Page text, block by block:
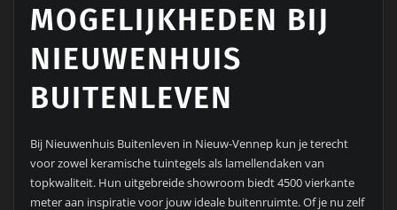
MOGELIJKHEDEN BIJ
NIEUWENHUIS
BUITENLEVEN
Bij Nieuwenhuis Buitenleven in Nieuw-Vennep kun je terecht
voor zowel keramische tuintegels als lamellendaken van
topkwaliteit. Hun uitgebreide showroom biedt 4500 vierkante
meter aan inspiratie voor jouw ideale buitenruimte. Of je nu zelf